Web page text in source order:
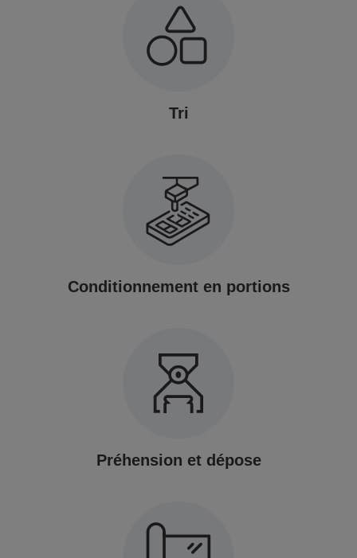
Tri
Conditionnement en portions
Préhension et dépose